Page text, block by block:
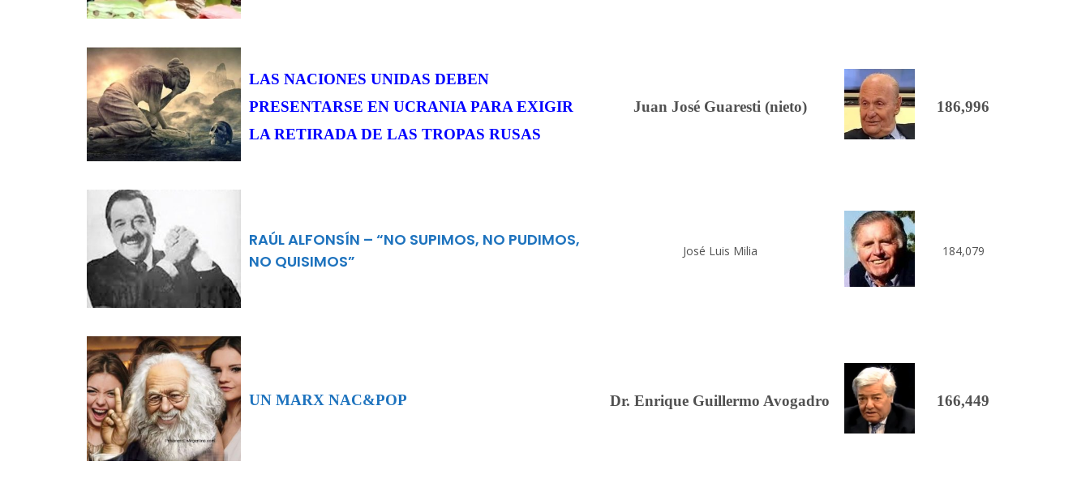
LAS NACIONES UNIDAS DEBEN
PRESENTARSE EN UCRANIA PARA EXIGIR
LA RETIRADA DE LAS TROPAS RUSAS
Juan José Guaresti (nieto) 186,996
RAÚL ALFONSÍN – “NO SUPIMOS, NO PUDIMOS,
NO QUISIMOS”
José Luis Milia 184,079
UN MARX NAC&POP Dr. Enrique Guillermo Avogadro 166,449